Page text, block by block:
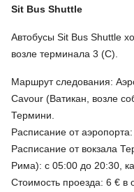
Sit Bus Shuttle
Автобусы Sit Bus Shuttle
возле терминала 3 (С).
Маршрут следования:
Cavour (Ватикан, возле
Термини.
Расписание от аэропорта:
Расписание от вокзала
Рима): с 05:00 до 20:30,
Стоимость проезда: 6 € в